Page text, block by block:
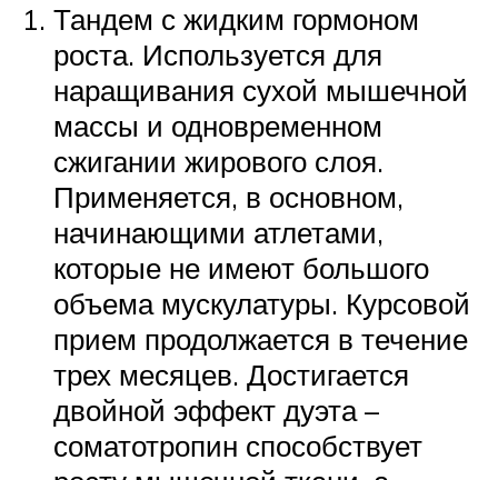
Тандем с жидким гормоном
роста. Используется для
наращивания сухой мышечной
массы и одновременном
сжигании жирового слоя.
Применяется, в основном,
начинающими атлетами,
которые не имеют большого
объема мускулатуры. Курсовой
прием продолжается в течение
трех месяцев. Достигается
двойной эффект дуэта –
соматотропин способствует